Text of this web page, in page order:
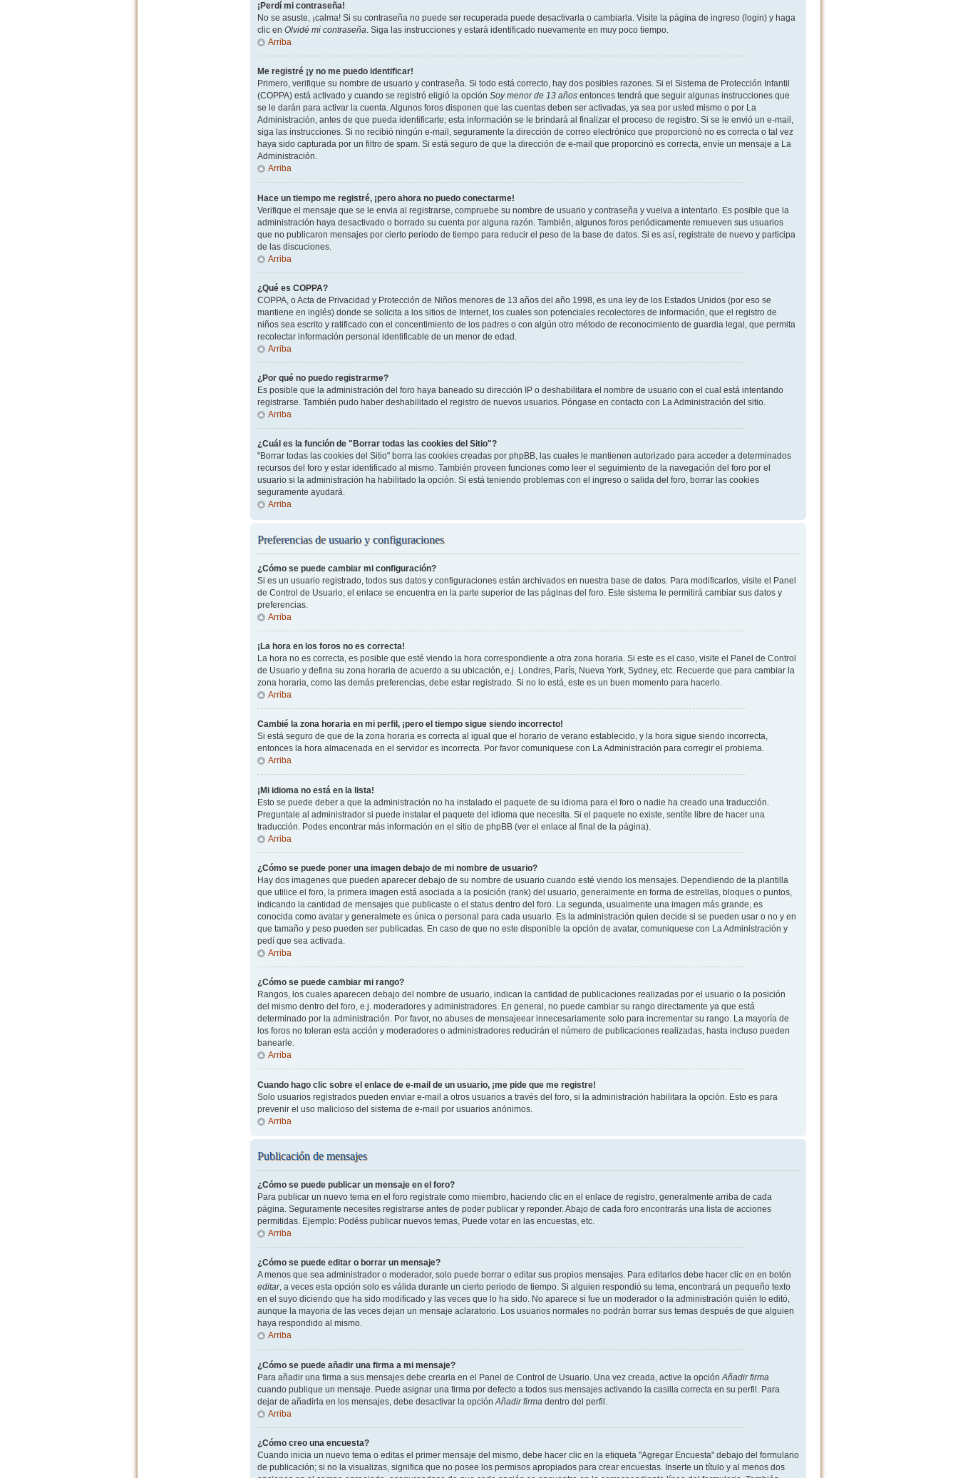
¡Perdí mi contraseña!
No se asuste, ¡calma! Si su contraseña no puede ser recuperada puede desactivarla o cambiarla. Visite la página de ingreso (login) y haga
clic en Olvidé mi contraseña. Siga las instrucciones y estará identificado nuevamente en muy poco tiempo.
Arriba
Me registré ¡y no me puedo identificar!
Primero, verifique su nombre de usuario y contraseña. Si todo está correcto, hay dos posibles razones. Si el Sistema de Protección Infantil
(COPPA) está activado y cuando se registró eligió la opción Soy menor de 13 añosentonces tendrá que seguir algunas instrucciones que
se le darán para activar la cuenta. Algunos foros disponen que las cuentas deben ser activadas, ya sea por usted mismo o por La
Administración, antes de que pueda identificarte; esta información se le brindará al finalizar el proceso de registro. Si se le envió un e-mail,
siga las instrucciones. Si no recibió ningún e-mail, seguramente la dirección de correo electrónico que proporcionó no es correcta o tal vez
haya sido capturada por un filtro de spam. Si está seguro de que la dirección de e-mail que proporcinó es correcta, envíe un mensaje a La
Administración.
Arriba
Hace un tiempo me registré, ¡pero ahora no puedo conectarme!
Verifique el mensaje que se le envia al registrarse, compruebe su nombre de usuario y contraseña y vuelva a intentarlo. Es posible que la
administración haya desactivado o borrado su cuenta por alguna razón. También, algunos foros periódicamente remueven sus usuarios
que no publicaron mensajes por cierto periodo de tiempo para reducir el peso de la base de datos. Si es así, registrate de nuevo y participa
de las discuciones.
Arriba
¿Qué es COPPA?
COPPA, o Acta de Privacidad y Protección de Niños menores de 13 años del año 1998, es una ley de los Estados Unidos (por eso se
mantiene en inglés) donde se solicita a los sitios de Internet, los cuales son potenciales recolectores de información, que el registro de
niños sea escrito y ratificado con el concentimiento de los padres o con algún otro método de reconocimiento de guardia legal, que permita
recolectar información personal identificable de un menor de edad.
Arriba
¿Por qué no puedo registrarme?
Es posible que la administración del foro haya baneado su dirección IP o deshabilitara el nombre de usuario con el cual está intentando
registrarse. También pudo haber deshabilitado el registro de nuevos usuarios. Póngase en contacto con La Administración del sitio.
Arriba
¿Cuál es la función de "Borrar todas las cookies del Sitio"?
"Borrar todas las cookies del Sitio" borra las cookies creadas por phpBB, las cuales le mantienen autorizado para acceder a determinados
recursos del foro y estar identificado al mismo. También proveen funciones como leer el seguimiento de la navegación del foro por el
usuario si la administración ha habilitado la opción. Si está teniendo problemas con el ingreso o salida del foro, borrar las cookies
seguramente ayudará.
Arriba
Preferencias de usuario y configuraciones
¿Cómo se puede cambiar mi configuración?
Si es un usuario registrado, todos sus datos y configuraciones están archivados en nuestra base de datos. Para modificarlos, visite el Panel
de Control de Usuario; el enlace se encuentra en la parte superior de las páginas del foro. Este sistema le permitirá cambiar sus datos y
preferencias.
Arriba
¡La hora en los foros no es correcta!
La hora no es correcta, es posible que esté viendo la hora correspondiente a otra zona horaria. Si este es el caso, visite el Panel de Control
de Usuario y defina su zona horaria de acuerdo a su ubicación, e.j. Londres, París, Nueva York, Sydney, etc. Recuerde que para cambiar la
zona horaria, como las demás preferencias, debe estar registrado. Si no lo está, este es un buen momento para hacerlo.
Arriba
Cambié la zona horaria en mi perfil, ¡pero el tiempo sigue siendo incorrecto!
Si está seguro de que de la zona horaria es correcta al igual que el horario de verano establecido, y la hora sigue siendo incorrecta,
entonces la hora almacenada en el servidor es incorrecta. Por favor comuniquese con La Administración para corregir el problema.
Arriba
¡Mi idioma no está en la lista!
Esto se puede deber a que la administración no ha instalado el paquete de su idioma para el foro o nadie ha creado una traducción.
Preguntale al administrador si puede instalar el paquete del idioma que necesita. Si el paquete no existe, sentíte libre de hacer una
traducción. Podes encontrar más información en el sitio de phpBB (ver el enlace al final de la página).
Arriba
¿Cómo se puede poner una imagen debajo de mi nombre de usuario?
Hay dos imagenes que pueden aparecer debajo de su nombre de usuario cuando esté viendo los mensajes. Dependiendo de la plantilla
que utilice el foro, la primera imagen está asociada a la posición (rank) del usuario, generalmente en forma de estrellas, bloques o puntos,
indicando la cantidad de mensajes que publicaste o el status dentro del foro. La segunda, usualmente una imagen más grande, es
conocida como avatar y generalmete es única o personal para cada usuario. Es la administración quien decide si se pueden usar o no y en
que tamaño y peso pueden ser publicadas. En caso de que no este disponible la opción de avatar, comuniquese con La Administración y
pedí que sea activada.
Arriba
¿Cómo se puede cambiar mi rango?
Rangos, los cuales aparecen debajo del nombre de usuario, indican la cantidad de publicaciones realizadas por el usuario o la posición
del mismo dentro del foro, e.j. moderadores y administradores. En general, no puede cambiar su rango directamente ya que está
determinado por la administración. Por favor, no abuses de mensajeear innecesariamente solo para incrementar su rango. La mayoría de
los foros no toleran esta acción y moderadores o administradores reducirán el número de publicaciones realizadas, hasta incluso pueden
banearle.
Arriba
Cuando hago clic sobre el enlace de e-mail de un usuario, ¡me pide que me registre!
Solo usuarios registrados pueden enviar e-mail a otros usuarios a través del foro, si la administración habilitara la opción. Esto es para
prevenir el uso malicioso del sistema de e-mail por usuarios anónimos.
Arriba
Publicación de mensajes
¿Cómo se puede publicar un mensaje en el foro?
Para publicar un nuevo tema en el foro registrate como miembro, haciendo clic en el enlace de registro, generalmente arriba de cada
página. Seguramente necesites registrarse antes de poder publicar y reponder. Abajo de cada foro encontrarás una lista de acciones
permitidas. Ejemplo: Podéss publicar nuevos temas, Puede votar en las encuestas, etc.
Arriba
¿Cómo se puede editar o borrar un mensaje?
A menos que sea administrador o moderador, solo puede borrar o editar sus propios mensajes. Para editarlos debe hacer clic en en botón
editar, a veces esta opción solo es válida durante un cierto periodo de tiempo. Si alguien respondió su tema, encontrará un pequeño texto
en el suyo diciendo que ha sido modificado y las veces que lo ha sido. No aparece si fue un moderador o la administración quién lo editó,
aunque la mayoria de las veces dejan un mensaje aclaratorio. Los usuarios normales no podrán borrar sus temas después de que alguien
haya respondido al mismo.
Arriba
¿Cómo se puede añadir una firma a mi mensaje?
Para añadir una firma a sus mensajes debe crearla en el Panel de Control de Usuario. Una vez creada, active la opción Añadir firma
cuando publique un mensaje. Puede asignar una firma por defecto a todos sus mensajes activando la casilla correcta en su perfil. Para
dejar de añadirla en los mensajes, debe desactivar la opción Añadir firma dentro del perfil.
Arriba
¿Cómo creo una encuesta?
Cuando inicia un nuevo tema o editas el primer mensaje del mismo, debe hacer clic en la etiqueta "Agregar Encuesta" debajo del formulario
de publicación; si no la visualizas, significa que no posee los permisos apropiados para crear encuestas. Inserte un título y al menos dos